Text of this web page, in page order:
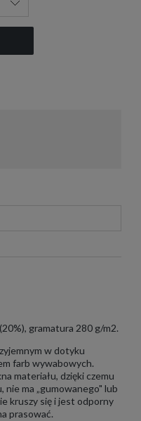
gramatura 280 g/m2.
w dotyku
farb wywabowych.
materiału, dzięki czemu
ma „gumowanego" lub
kruszy się i jest odporny
prasować.